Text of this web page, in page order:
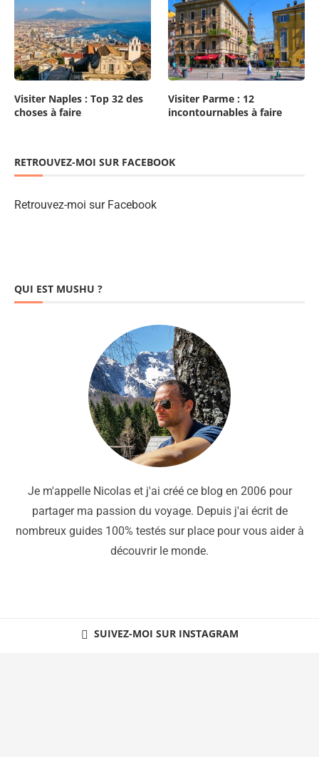
Visiter Naples : Top 32 des
choses à faire
Visiter Parme : 12
incontournables à faire
RETROUVEZ-MOI SUR FACEBOOK
Retrouvez-moi sur Facebook
QUI EST MUSHU ?
Je m'appelle Nicolas et j'ai créé ce blog en 2006 pour
partager ma passion du voyage. Depuis j'ai écrit de
nombreux guides 100% testés sur place pour vous aider à
découvrir le monde.
SUIVEZ-MOI SUR INSTAGRAM